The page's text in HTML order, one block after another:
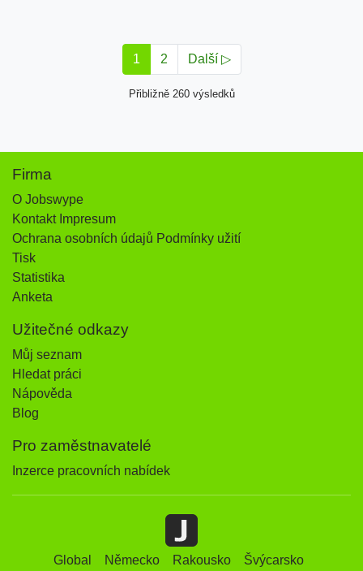
1 2 Další ▷
Přibližně 260 výsledků
Firma
O Jobswype
Kontakt Impresum
Ochrana osobních údajů Podmínky užití
Tisk
Statistika
Anketa
Užitečné odkazy
Můj seznam
Hledat práci
Nápověda
Blog
Pro zaměstnavatelé
Inzerce pracovních nabídek
Global Německo Rakousko Švýcarsko